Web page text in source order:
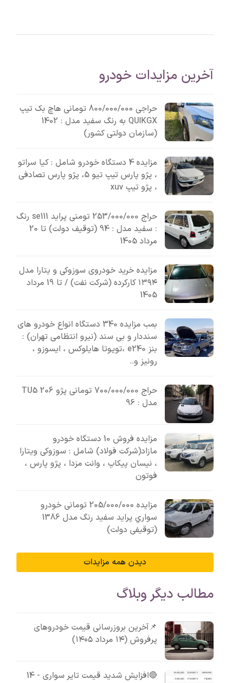
آخرین مزایدات خودرو
حراجی 800/000/000 تومانی ھاچ بک تیپ
QUIKGX به رنگ سفید مدل : 1402
(سازمان دولتی کشور)
مزایده 4 دستگاه خودرو شامل : کیا سراتو
، پژو پارس تیپ تیو 5، پژو پارس تصادفی
، پژو تیپ xuv
حراج 253/000/000 تومنی پراید se111 رنگ
: سفید مدل : 94 (توقیف دولت) تا 20
مرداد 1405
مزایده خرید خودروی سوزوکی و یتارا مدل
۱۳۹۴ کارکرده (شرکت نفت) / تا 19 مرداد
1405
بمب مزایده 340 دستگاه انواع خودرو های
سنددار و بی سند (نیرو انتظامی تهران) :
بنز e240 ،تویوتا هایلوکس ، ایسوزو ،
رونیز و..
حراج 700/000/000 تومانی پژو 206 TU5
مدل : 96
مزایده فروش 10 دستگاه خودرو
مازاد(شرکت فولاد) شامل : سوزوکی ویتارا
، نیسان پیکاپ ، وانت مزدا ، پژو پارس ،
فوتون
مزایده 205/000/000 تومانی خودرو
سواري پرايد سفيد رنگ مدل 1386
(توقیفی دولت)
دیدن همه مزایدات
مطالب دیگر وبلاگ
📌آخرین بروزرسانی قیمت خودروهای
پرفروش (۱۴ مرداد ۱۴۰۵)
🔴افزایش شدید قیمت تایر سواری - 14